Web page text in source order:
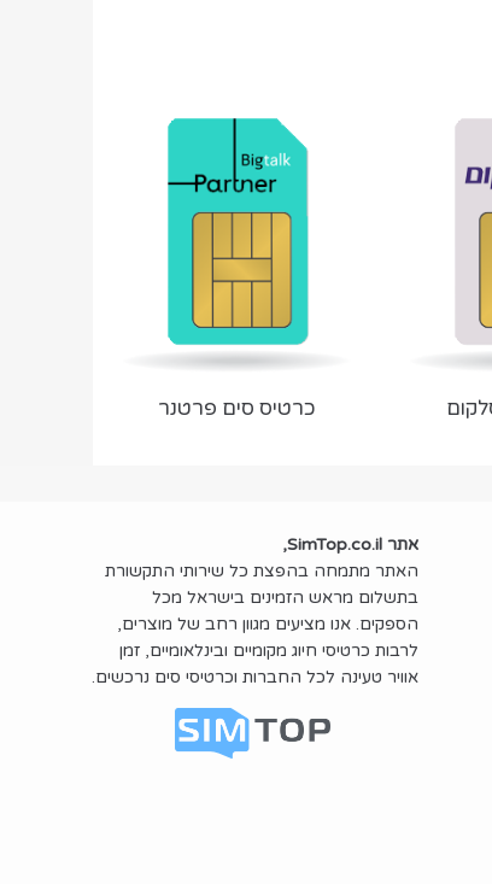
כרטיס סים פרטנר
אתר SimTop.co.il,
האתר מתמחה בהפצת כל שירותי התקשורת
בתשלום מראש הזמינים בישראל מכל
הספקים. אנו מציעים מגוון רחב של מוצרים,
לרבות כרטיסי חיוג מקומיים ובינלאומיים, זמן
אוויר טעינה לכל החברות וכרטיסי סים נרכשים.